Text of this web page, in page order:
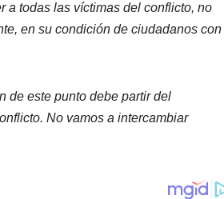
a todas las víctimas del conflicto, no
en su condición de ciudadanos con
de este punto debe partir del
No vamos a intercambiar